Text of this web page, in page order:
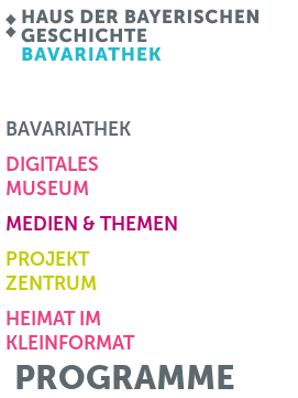
BAVARIATHEK
DIGITALES
MUSEUM
MEDIEN & THEMEN
PROJEKT
ZENTRUM
HEIMAT IM
KLEINFORMAT
PROGRAMME